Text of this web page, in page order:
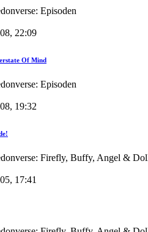
Episoden
22:09
Of Mind
Episoden
19:32
Firefly, Buffy, Angel &
17:41